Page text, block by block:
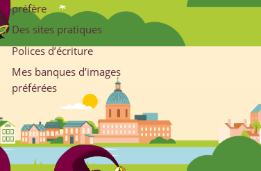
préfère
Des sites pratiques
Polices d’écriture
Mes banques d’images
préférées